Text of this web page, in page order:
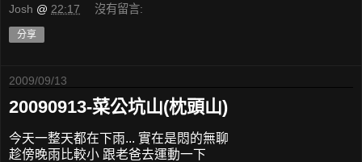
Josh @ 22:17 沒有留言:
分享
2009/09/13
20090913-菜公坑山(枕頭山)
今天一整天都在下雨... 實在是悶的無聊
趁傍晚雨比較小 跟老爸去運動一下